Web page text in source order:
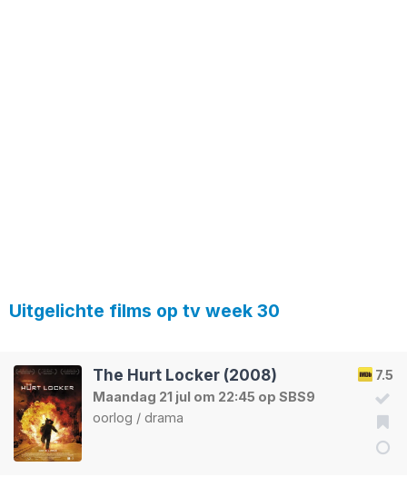
Uitgelichte films op tv week 30
7.5
The Hurt Locker (2008)
Maandag 21 jul om 22:45 op SBS9
oorlog / drama